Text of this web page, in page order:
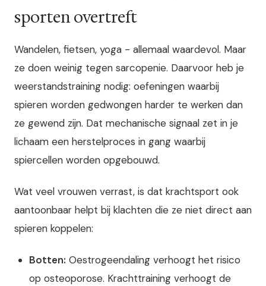
sporten overtreft
Wandelen, fietsen, yoga - allemaal waardevol. Maar
ze doen weinig tegen sarcopenie. Daarvoor heb je
weerstandstraining nodig: oefeningen waarbij
spieren worden gedwongen harder te werken dan
ze gewend zijn. Dat mechanische signaal zet in je
lichaam een herstelproces in gang waarbij
spiercellen worden opgebouwd.
Wat veel vrouwen verrast, is dat krachtsport ook
aantoonbaar helpt bij klachten die ze niet direct aan
spieren koppelen:
Botten: Oestrogeendaling verhoogt het risico
op osteoporose. Krachttraining verhoogt de